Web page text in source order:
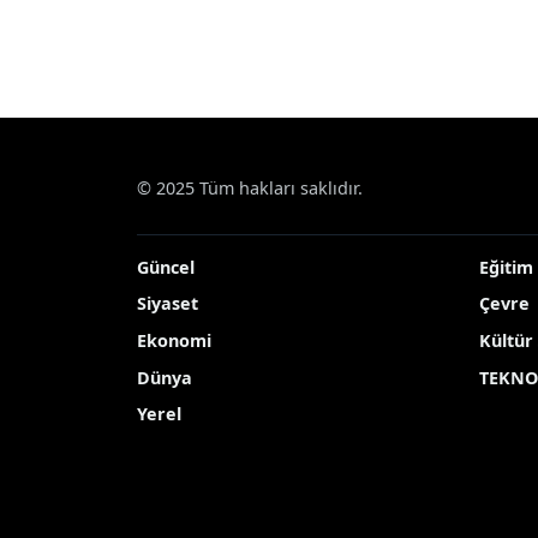
© 2025 Tüm hakları saklıdır.
Güncel
Siyaset
Ekonomi
Dünya
Yerel
Eğitim
Çevre
Kültür